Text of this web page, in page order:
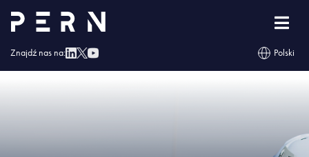
Znajdź nas na: Polski
Strona główna »Naftor otrzymał Świadectwo Bezpieczeństwa Przemysłowego